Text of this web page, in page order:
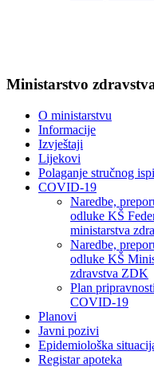
Ministarstvo
O ministarstvu
Informacije
Izvještaji
Lijekovi
Polaganje stručnog
COVID-19
Naredbe,
odluke KŠ
ministarstva
Naredbe,
odluke KŠ
zdravstva ZDK
Plan
COVID-19
Planovi
Javni pozivi
Epidemiološka
Registar apoteka